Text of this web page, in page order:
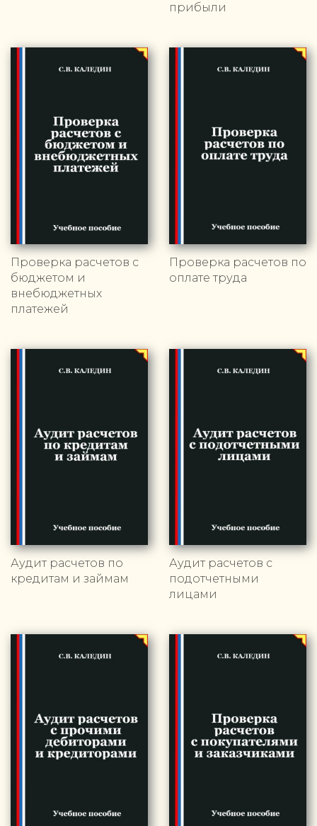
прибыли
Проверка расчетов с
бюджетом и
внебюджетных
платежей
Проверка расчетов по
оплате труда
Аудит расчетов по
кредитам и займам
Аудит расчетов с
подотчетными
лицами